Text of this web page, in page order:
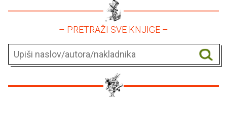
– PRETRAŽI SVE KNJIGE –